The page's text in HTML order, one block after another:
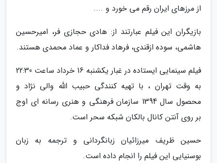
از مرزهای ایران رقم می خورد و ....
بازیگران این فیلم عبارتند از: هادی حجازی فر، امیرحسین
هاشمی، سوده ازقندی، فرهاد فداکار و عماد محمدی هستند.
فیلم سینمایی ایستاده در غبار یکشنبه 16 خرداد ساعت 22:30
به وقت تهران ، با تهیه کنندگی حبیب الله والی نژاد و
محصول سال 1394 سازمان فرهنگی و هنری رسانه ای اوج
بر روی آنتن کانال بالکان شبکه سحر است.
حسین ظریف میرزائیان زبانگردانی و ترجمه به زبان
بوسنیایی این فیلم را انجام داده است.